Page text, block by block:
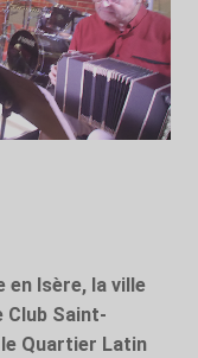
en Isère, la ville
Club Saint-
Quartier Latin